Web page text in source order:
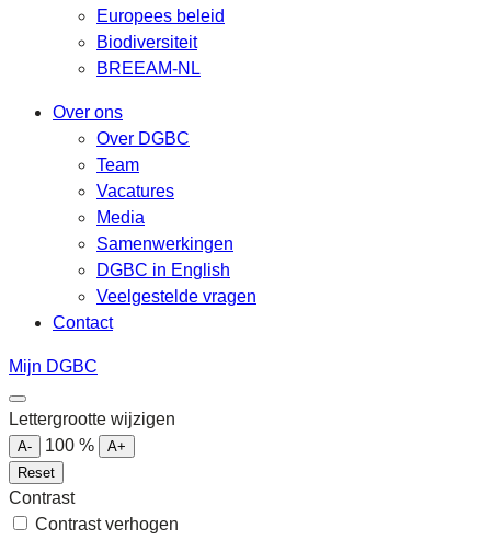
Europees beleid
Biodiversiteit
BREEAM-NL
Over ons
Over DGBC
Team
Vacatures
Media
Samenwerkingen
DGBC in English
Veelgestelde vragen
Contact
Mijn DGBC
Lettergrootte wijzigen
A- 100 %
A+
Reset
Contrast
Contrast verhogen